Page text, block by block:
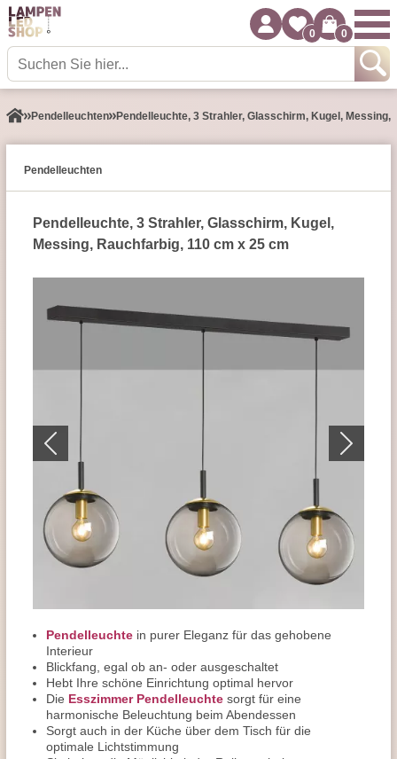
0 0
Pendel­leuchten Pendelleuchte, 3 Strahler, Glasschirm, Kugel, Messing,
Pendel­leuchten
Pendelleuchte, 3 Strahler, Glasschirm, Kugel,
Messing, Rauchfarbig, 110 cm x 25 cm
Pendelleuchte in purer Eleganz für das gehobene
Interieur
Blickfang, egal ob an- oder ausgeschaltet
Hebt Ihre schöne Einrichtung optimal hervor
Die Esszimmer Pendelleuchte sorgt für eine
harmonische Beleuchtung beim Abendessen
Sorgt auch in der Küche über dem Tisch für die
optimale Lichtstimmung